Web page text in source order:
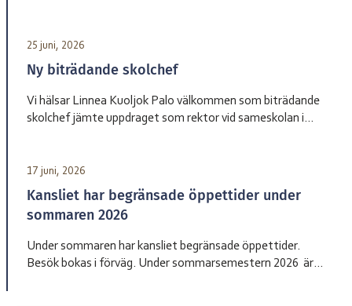
Jåhkåmåhkke 20 augusti Vårdnadshavare får information
från respektive skola om tider för första skoldagen och
annan praktisk information inför terminsstarten. Vi ser
fram […]
25 juni, 2026
Ny biträdande skolchef
Vi hälsar Linnea Kuoljok Palo välkommen som biträdande
skolchef jämte uppdraget som rektor vid sameskolan i
17 juni, 2026
Kansliet har begränsade öppettider under
sommaren 2026
Under sommaren har kansliet begränsade öppettider.
Besök bokas i förväg. Under sommarsemestern 2026 är